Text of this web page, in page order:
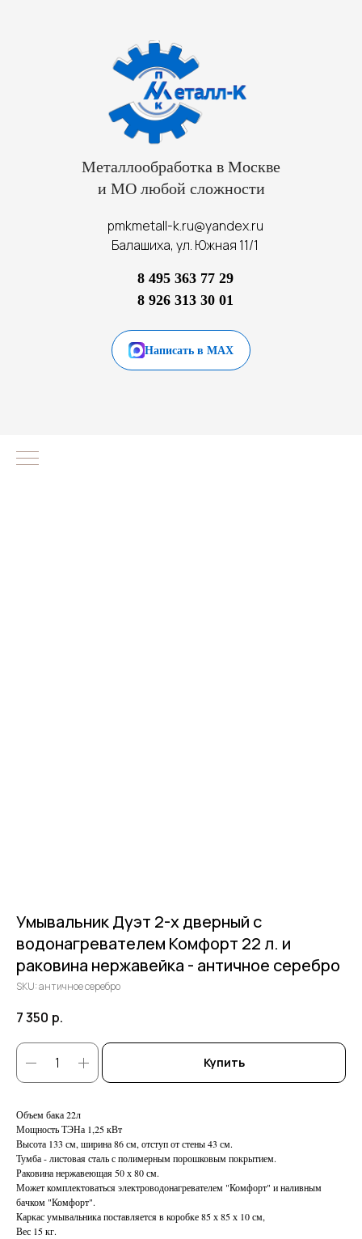
Металлообработка в Москве
и МО любой сложности
pmkmetall-k.ru@yandex.ru
Балашиха, ул. Южная 11/1
8 495 363 77 29
8 926 313 30 01
Написать в MAX
Умывальник Дуэт 2-х дверный c
водонагревателем Комфорт 22 л. и
раковина нержавейка - античное серебро
SKU:античное серебро
7 350 р.
Купить
Объем бака 22л
Мощность ТЭНа 1,25 кВт
Высота 133 см, ширина 86 см, отступ от стены 43 см.
Тумба - листовая сталь с полимерным порошковым покрытием.
Раковина нержавеющая 50 х 80 см.
Может комплектоваться электроводонагревателем "Комфорт" и наливным
бачком "Комфорт".
Каркас умывальника поставляется в коробке 85 х 85 х 10 см,
Вес 15 кг.